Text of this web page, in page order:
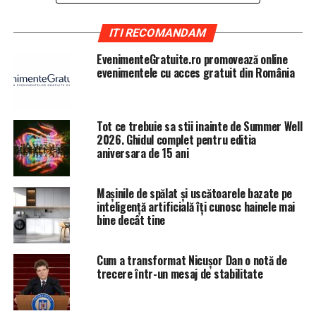
moderată de Claudiu Șerban şi difuzată pe pagina de
Facebook a revistei Capital, în fiecare miercuri de la
URMATORUL
Vă plaCello? – turneul violoncelelor lui Răzvan Suma și
Adrian Mantu, în 7 orașe din România
NU RATATI
Ce se întâmplă cu programul PRIMA CASĂ
ITI RECOMANDAM
EvenimenteGratuite.ro promovează online
evenimentele cu acces gratuit din România
Tot ce trebuie sa stii inainte de Summer Well
2026. Ghidul complet pentru editia
aniversara de 15 ani
Mașinile de spălat și uscătoarele bazate pe
inteligență artificială îți cunosc hainele mai
bine decât tine
Cum a transformat Nicușor Dan o notă de
trecere într-un mesaj de stabilitate